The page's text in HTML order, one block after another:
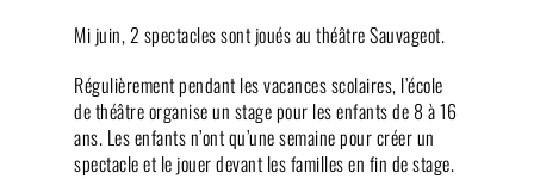
Mi juin, 2 spectacles sont joués au théâtre Sauvageot.
Régulièrement pendant les vacances scolaires, l’école
de théâtre organise un stage pour les enfants de 8 à 16
ans. Les enfants n’ont qu’une semaine pour créer un
spectacle et le jouer devant les familles en fin de stage.